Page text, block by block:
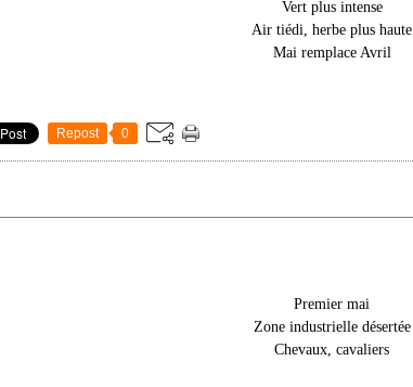
Vert plus intense
Air tiédi, herbe plus haute
Mai remplace Avril
Repost 0
Premier mai
Zone industrielle désertée
Chevaux, cavaliers